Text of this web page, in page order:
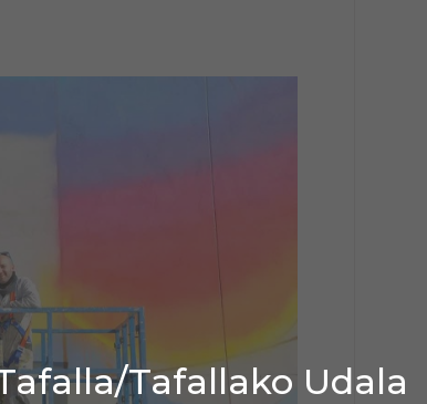
Tafallako Udala